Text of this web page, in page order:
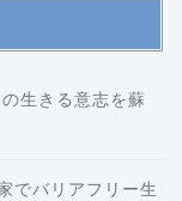
生きる意志を蘇
でバリアフリー生